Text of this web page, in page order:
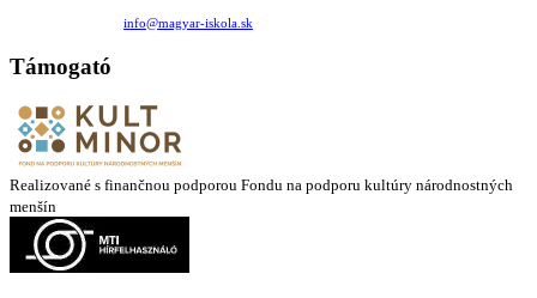
info@magyar-iskola.sk
Támogató
Realizované s finančnou podporou Fondu na podporu kultúry národnostných
menšín